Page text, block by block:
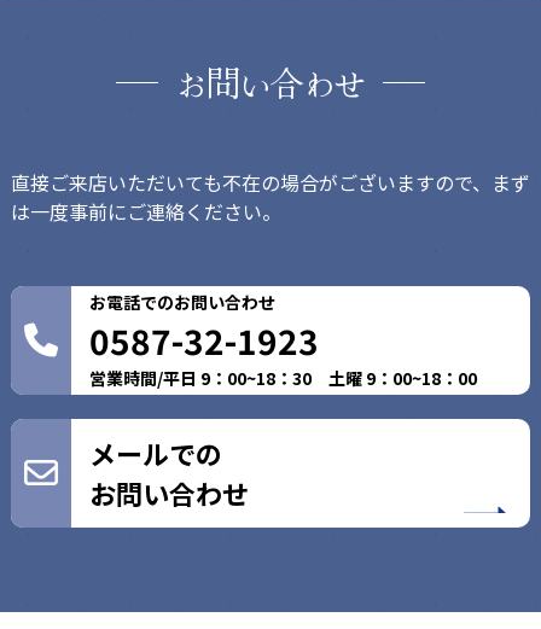
お問い合わせ
直接ご来店いただいても不在の場合がございますので、まず
は一度事前にご連絡ください。
お電話でのお問い合わせ
0587-32-1923
営業時間/平日 9：00~18：30 土曜 9：00~18：00
メールでの
お問い合わせ